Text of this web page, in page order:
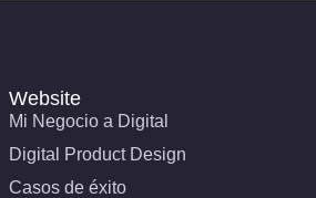
Website
Mi Negocio a Digital
Digital Product Design
Casos de éxito